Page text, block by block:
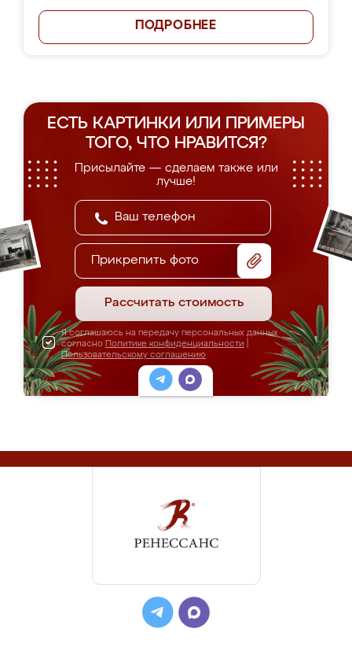
ПОДРОБНЕЕ
ЕСТЬ КАРТИНКИ ИЛИ ПРИМЕРЫ
ТОГО, ЧТО НРАВИТСЯ?
Присылайте — сделаем также или
лучше!
Прикрепить фото
Рассчитать стоимость
Я соглашаюсь на передачу персональных данных
согласно Политике конфиденциальности
Пользовательскому соглашению